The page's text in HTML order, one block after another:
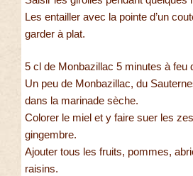
Les entailler avec la pointe d’un
garder à plat.
5 cl de Monbazillac 5 minutes à feu
Un peu de Monbazillac, du
dans la marinade sèche.
Colorer le miel et y faire suer les
gingembre.
Ajouter tous les fruits, pommes,
raisins.